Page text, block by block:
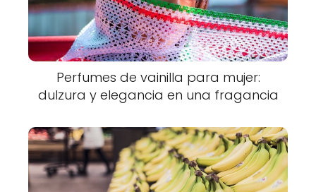
Perfumes de vainilla para mujer:
dulzura y elegancia en una fragancia